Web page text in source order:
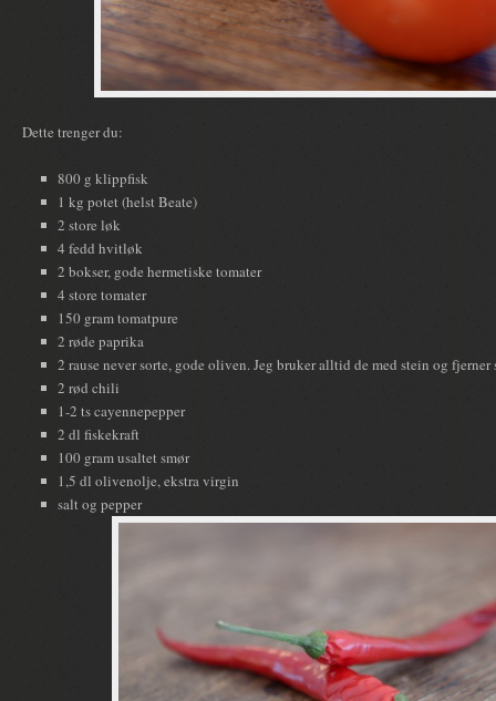
Dette trenger du:
800 g klippfisk
1 kg potet (helst Beate)
2 store løk
4 fedd hvitløk
2 bokser, gode hermetiske tomater
4 store tomater
150 gram tomatpure
2 røde paprika
2 rause never sorte, gode oliven. Jeg bruker alltid de med stein og fjerner
2 rød chili
1-2 ts cayennepepper
2 dl fiskekraft
100 gram usaltet smør
1,5 dl olivenolje, ekstra virgin
salt og pepper